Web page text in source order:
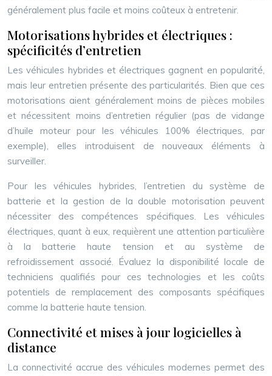
généralement plus facile et moins coûteux à entretenir.
Motorisations hybrides et électriques :
spécificités d’entretien
Les véhicules hybrides et électriques gagnent en popularité,
mais leur entretien présente des particularités. Bien que ces
motorisations aient généralement moins de pièces mobiles
et nécessitent moins d’entretien régulier (pas de vidange
d’huile moteur pour les véhicules 100% électriques, par
exemple), elles introduisent de nouveaux éléments à
surveiller.
Pour les véhicules hybrides, l’entretien du système de
batterie et la gestion de la double motorisation peuvent
nécessiter des compétences spécifiques. Les véhicules
électriques, quant à eux, requièrent une attention particulière
à la batterie haute tension et au système de
refroidissement associé. Évaluez la disponibilité locale de
techniciens qualifiés pour ces technologies et les coûts
potentiels de remplacement des composants spécifiques
comme la batterie haute tension.
Connectivité et mises à jour logicielles à
distance
La connectivité accrue des véhicules modernes permet des